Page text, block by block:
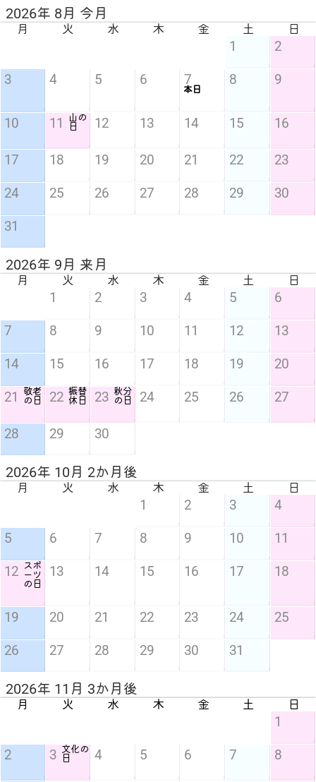
1
2 3 文化の
日
4 5 6 7 8
2026年 11月 3か月後
月 火 水 木 金 土 日
1 2 3 4
5 6 7 8 9 10 11
12 スポ
ーツ
の日
13 14 15 16 17 18
19 20 21 22 23 24 25
26 27 28 29 30 31
2026年 10月 2か月後
月 火 水 木 金 土 日
1 2 3 4 5 6
7 8 9 10 11 12 13
14 15 16 17 18 19 20
21
敬老
の日
22 振替
休日
23 秋分
の日
24 25 26 27
28 29 30
2026年 9月 来月
月 火 水 木 金 土 日
1 2
3 4 5 6 7
本日
8 9
10 11
山の
日
12 13 14 15 16
17 18 19 20 21 22 23
24 25 26 27 28 29 30
31
2026年 8月 今月
月 火 水 木 金 土 日